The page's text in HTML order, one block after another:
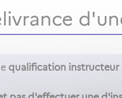
qualification instructeur